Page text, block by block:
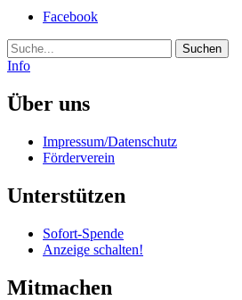
Facebook
Suche
Info
Über uns
Impressum/Datenschutz
Förderverein
Unterstützen
Sofort-Spende
Anzeige schalten!
Mitmachen